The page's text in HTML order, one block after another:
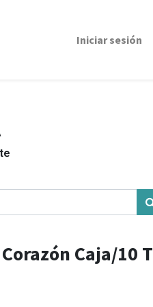
Iniciar sesión
Caja/10